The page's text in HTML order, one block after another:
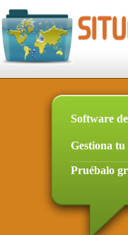
Software
Gestiona tu
Pruébalo